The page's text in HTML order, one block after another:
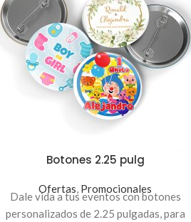
Botones 2.25 pulg
Ofertas, Promocionales
Dale vida a tus eventos con botones
personalizados de 2.25 pulgadas, para